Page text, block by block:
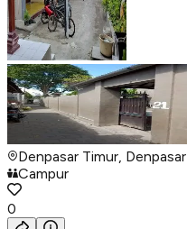
Denpasar Timur, Denpasar
Campur
0